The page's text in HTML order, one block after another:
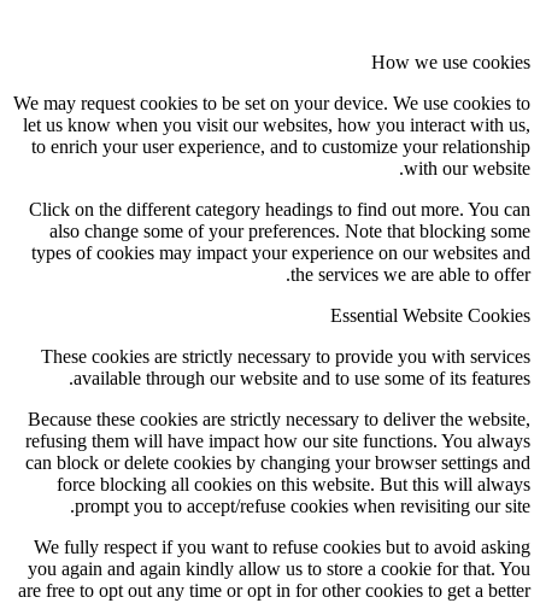
How we use cookies
We may request cookies to be set on your device. We use cookies to
let us know when you visit our websites, how you interact with us,
to enrich your user experience, and to customize your relationship
with our website.
Click on the different category headings to find out more. You can
also change some of your preferences. Note that blocking some
types of cookies may impact your experience on our websites and
the services we are able to offer.
Essential Website Cookies
These cookies are strictly necessary to provide you with services
available through our website and to use some of its features.
Because these cookies are strictly necessary to deliver the website,
refusing them will have impact how our site functions. You always
can block or delete cookies by changing your browser settings and
force blocking all cookies on this website. But this will always
prompt you to accept/refuse cookies when revisiting our site.
We fully respect if you want to refuse cookies but to avoid asking
you again and again kindly allow us to store a cookie for that. You
are free to opt out any time or opt in for other cookies to get a better